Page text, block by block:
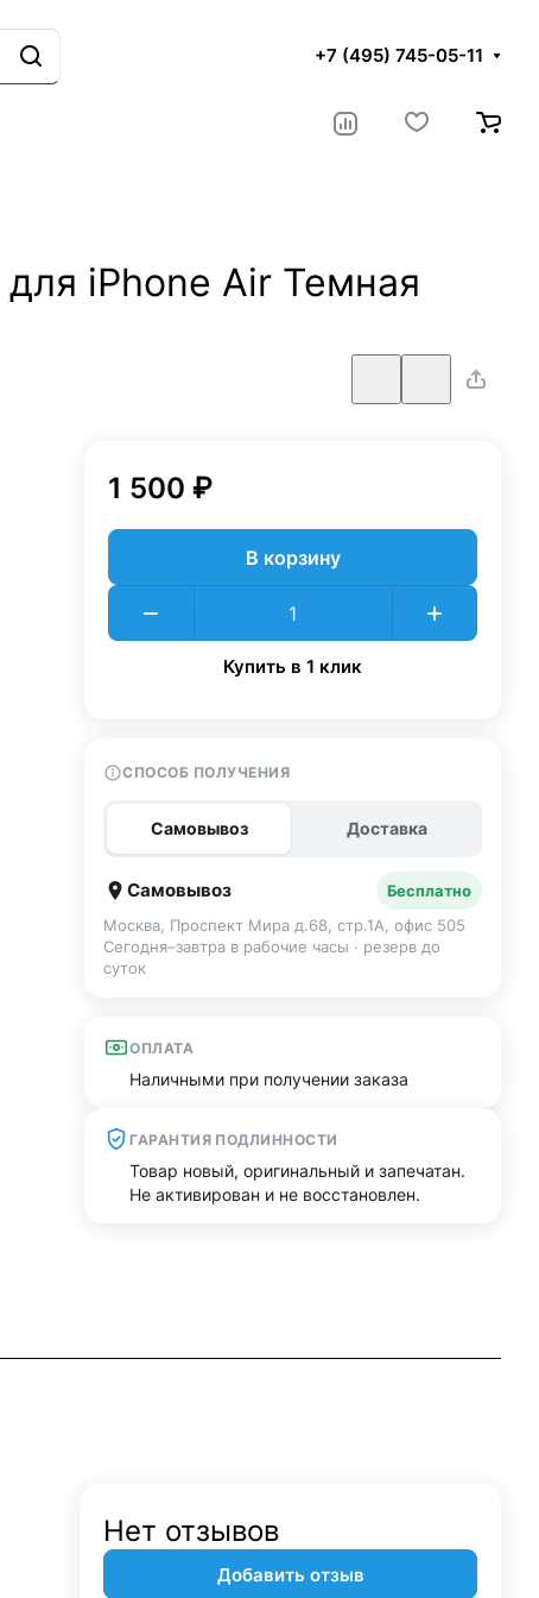
+7 (495) 745-05-11
iPhone Air Темная
1 500 ₽
В корзину
Купить в 1 клик
СПОСОБ ПОЛУЧЕНИЯ
Самовывоз Доставка
Самовывоз
Бесплатно
Москва, Проспект Мира д.68, стр.1А, офис 505
Сегодня–завтра в рабочие часы · резерв до
суток
ОПЛАТА
Наличными при получении заказа
ГАРАНТИЯ ПОДЛИННОСТИ
Товар новый, оригинальный и запечатан.
Не активирован и не восстановлен.
Нет отзывов
Добавить отзыв